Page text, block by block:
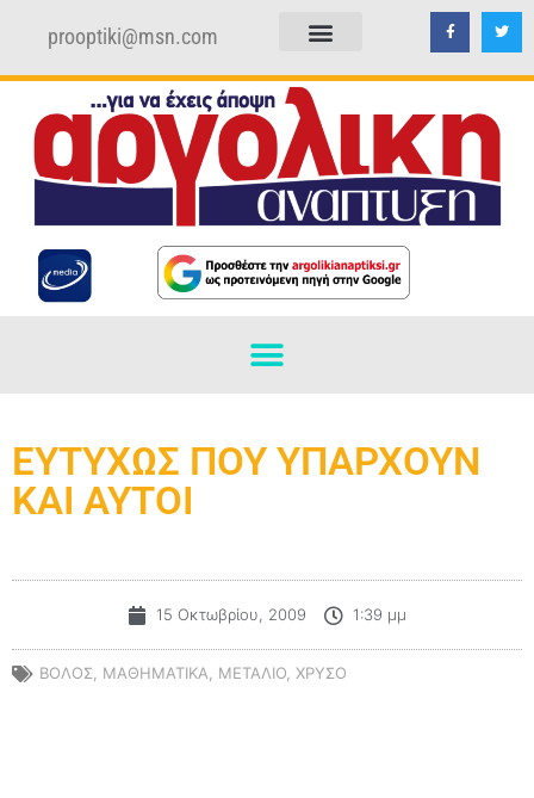
prooptiki@msn.com
ΕΥΤΥΧΩΣ ΠΟΥ ΥΠΑΡΧΟΥΝ
ΚΑΙ ΑΥΤΟΙ
15 Οκτωβρίου, 2009 1:39 μμ
ΒΟΛΟΣ, ΜΑΘΗΜΑΤΙΚΑ, ΜΕΤΑΛΙΟ, ΧΡΥΣΟ